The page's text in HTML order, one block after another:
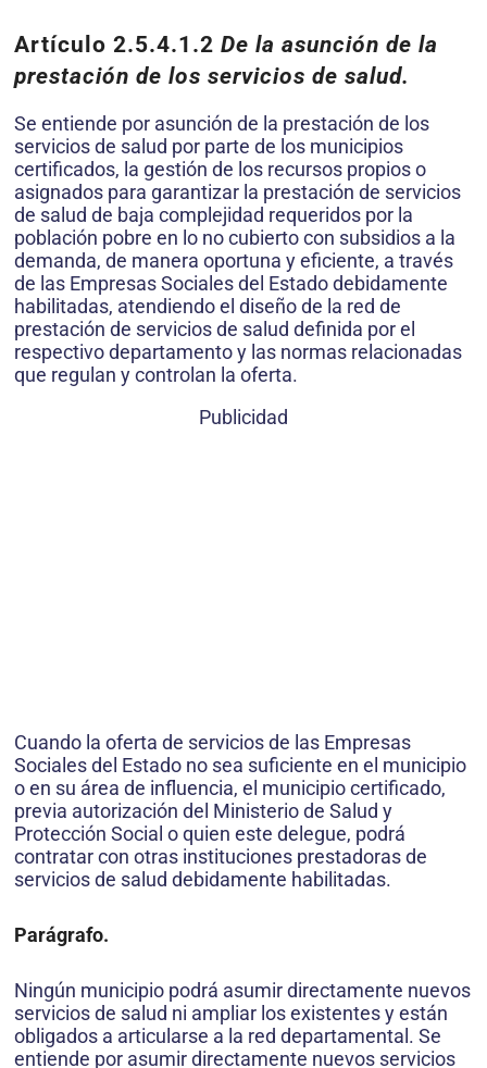
Artículo 2.5.4.1.2 De la asunción de la
prestación de los servicios de salud.
Se entiende por asunción de la prestación de los
servicios de salud por parte de los municipios
certificados, la gestión de los recursos propios o
asignados para garantizar la prestación de servicios
de salud de baja complejidad requeridos por la
población pobre en lo no cubierto con subsidios a la
demanda, de manera oportuna y eficiente, a través
de las Empresas Sociales del Estado debidamente
habilitadas, atendiendo el diseño de la red de
prestación de servicios de salud definida por el
respectivo departamento y las normas relacionadas
que regulan y controlan la oferta.
Publicidad
Cuando la oferta de servicios de las Empresas
Sociales del Estado no sea suficiente en el municipio
o en su área de influencia, el municipio certificado,
previa autorización del Ministerio de Salud y
Protección Social o quien este delegue, podrá
contratar con otras instituciones prestadoras de
servicios de salud debidamente habilitadas.
Parágrafo.
Ningún municipio podrá asumir directamente nuevos
servicios de salud ni ampliar los existentes y están
obligados a articularse a la red departamental. Se
entiende por asumir directamente nuevos servicios